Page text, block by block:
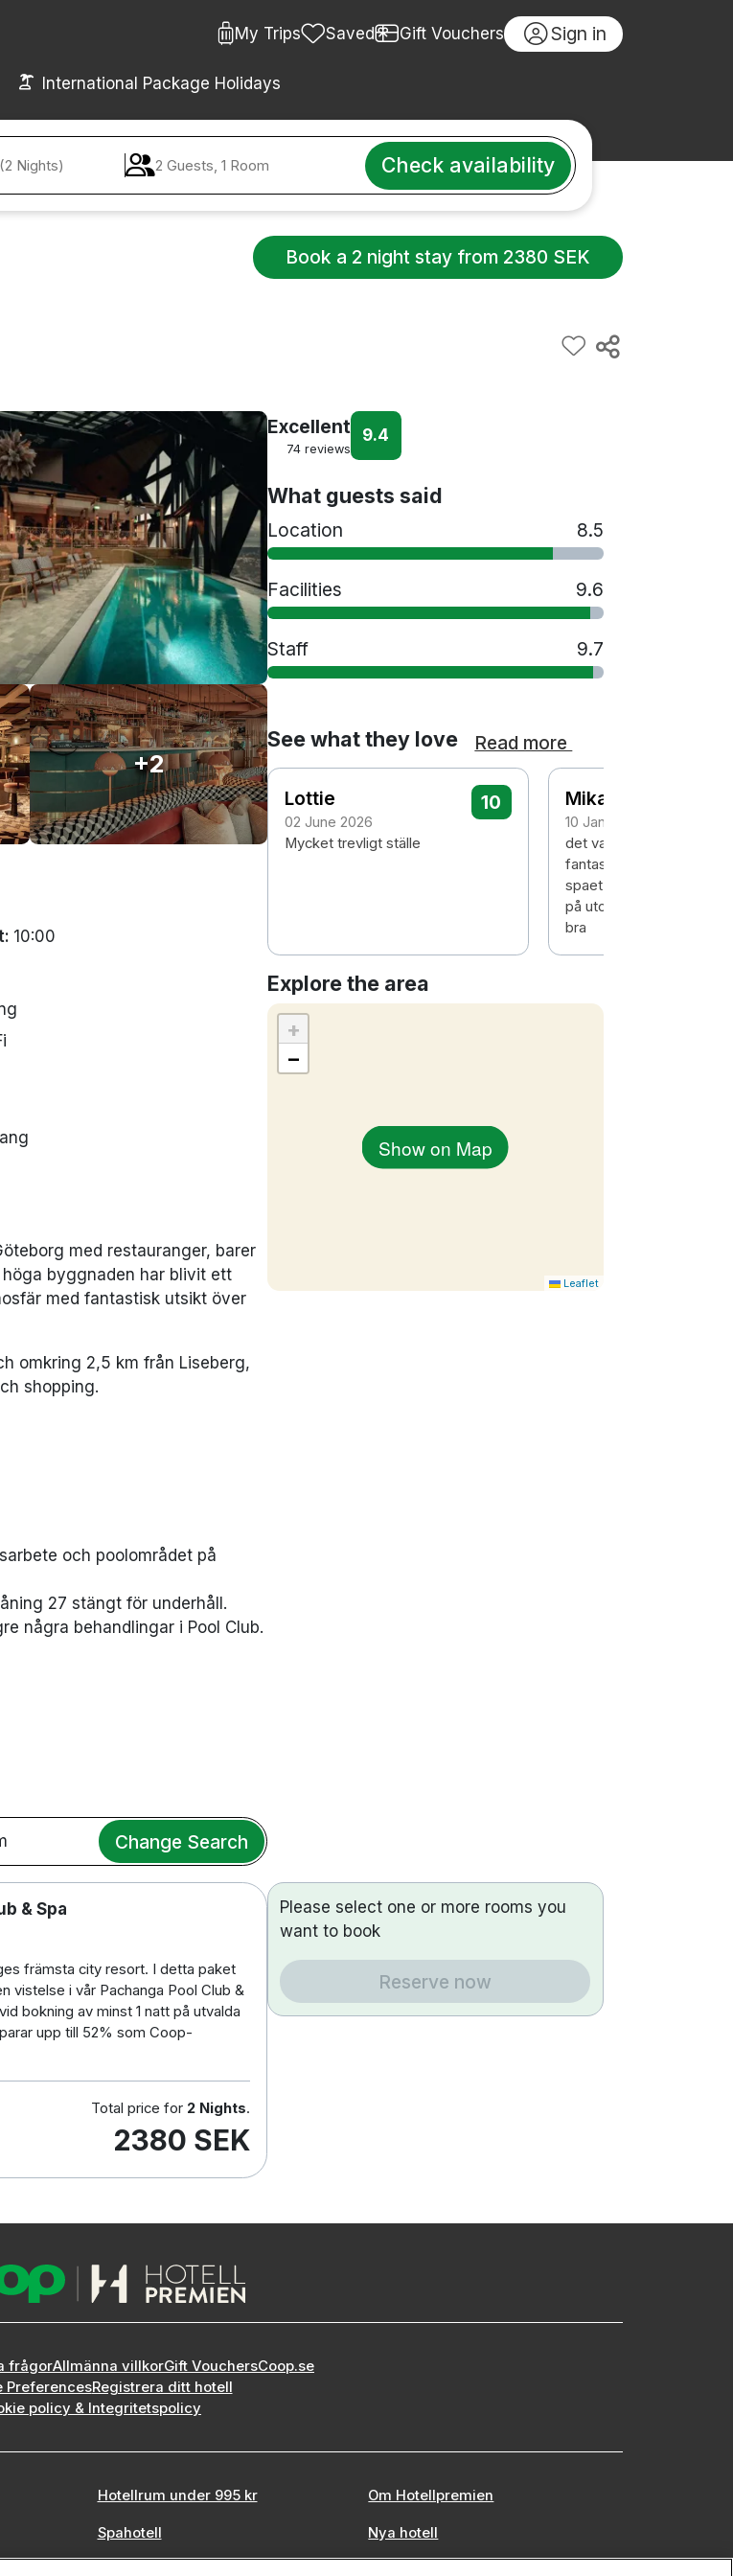
My Trips Saved Gift Vouchers Sign in
International Package Holidays
Nights) 2 Guests, 1 Room Check availability
Book a 2 night stay from 2380 SEK
+2
10:00
med restauranger, barer
byggnaden har blivit ett
med fantastisk utsikt över
omkring 2,5 km från Liseberg,
shopping.
och poolområdet på
27 stängt för underhåll.
några behandlingar i Pool Club.
Change Search
& Spa
främsta city resort. I detta paket
vistelse i vår Pachanga Pool Club &
bokning av minst 1 natt på utvalda
upp till 52% som Coop-
Total price for 2 Nights.
2380 SEK
Excellent
74 reviews
9.4
What guests said
Location 8.5
Facilities 9.6
Staff 9.7
See what they love Read more
Lottie
02 June 2026
10
Mycket trevligt ställe
Mikael
10 January 2026
det var mycket lyxigt
fantastisk frukost och
spaet var inte det bästa
på utomhuspolen och
bra
Explore the area
Show on Map
+
−
Leaflet
Please select one or more rooms you
want to book
Reserve now
frågorAllmänna villkorGift VouchersCoop.se
PreferencesRegistrera ditt hotell
policy & Integritetspolicy
Hotellrum under 995 kr
Spahotell
Om Hotellpremien
Nya hotell